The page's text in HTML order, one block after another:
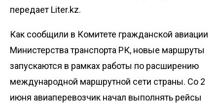
передает Liter.kz.
Как сообщили в Комитете гражданской авиации
Министерства транспорта РК, новые маршруты
запускаются в рамках работы по расширению
международной маршрутной сети страны. Со 2
июня авиаперевозчик начал выполнять рейсы